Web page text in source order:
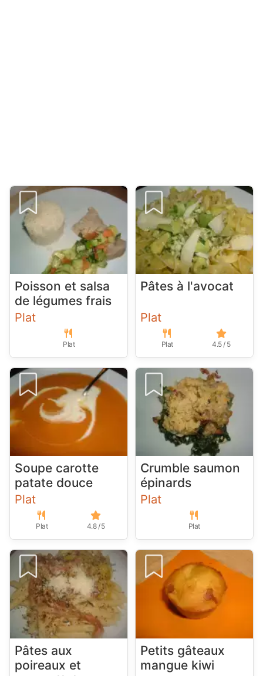
Poisson et salsa
de légumes frais
Plat
Plat
Pâtes à l'avocat
Plat
Plat 4.5 / 5
Soupe carotte
patate douce
Plat
Plat 4.8 / 5
Crumble saumon
épinards
Plat
Plat
Pâtes aux
poireaux et
Petits gâteaux
mangue kiwi